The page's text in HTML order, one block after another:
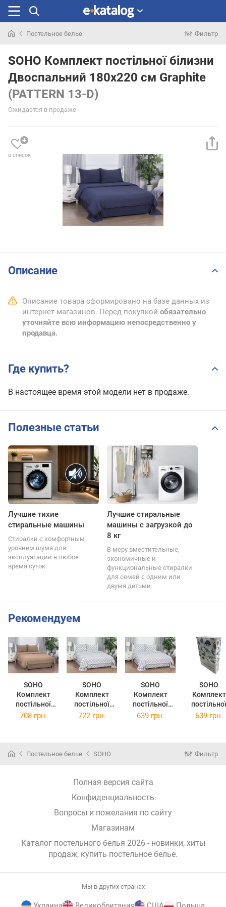
раньше
Постельное белье Фильтр
SOHO Комплект постільної білизни
Двоспальний 180х220 см Graphite
(PATTERN 13-D)
Ожидается в продаже
в список
Описание
Описание товара сформировано на базе данных из
интернет-магазинов. Перед покупкой обязательно
уточняйте всю информацию непосредственно у
продавца.
Где купить?
В настоящее время этой модели нет в продаже.
Полезные статьи
Лучшие тихие
стиральные машины
Стиралки с комфортным
уровнем шума для
эксплуатации в любое
время суток.
Лучшие стиральные
машины с загрузкой до
8 кг
В меру вместительные,
экономичные и
функциональные стиралки
для семей с одним или
двумя детьми.
Рекомендуем
SOHO
Комплект
постільної
білизни
(PATTERN 14-
SOHO
Комплект
постільної
білизни євро
E)
SOHO
Комплект
постільної
білизни
SOHO
Комплект
постільної
білизни
(PATTERN
708 грн. 722 грн. 639 грн. 639 грн.
Постельное белье SOHO Фильтр
Полная версия сайта
Конфиденциальность
Вопросы и пожелания по сайту
Магазинам
Каталог постельного белья 2026 - новинки, хиты
продаж, купить постельное белье.
Мы в других странах